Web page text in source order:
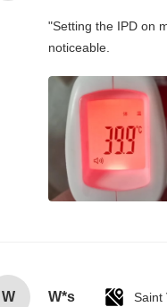
"Setting the IPD on
noticeable.
W W*s